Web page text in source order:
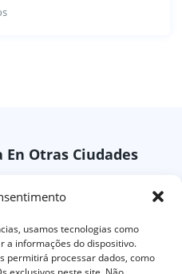
usamos tecnologias como
a informações do dispositivo.
permitirá processar dados, como
Otras Ciudades
Coimbra